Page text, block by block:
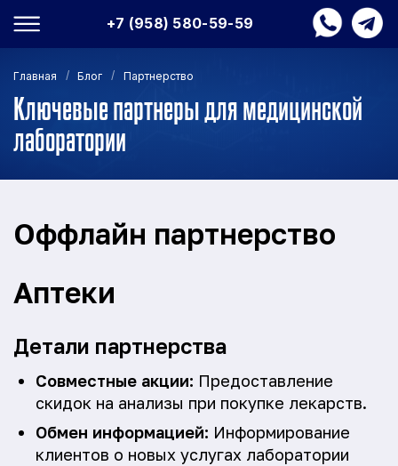
+7 (958) 580-59-59
Главная / Блог / Партнерство
Ключевые партнеры для медицинской
лаборатории
Оффлайн партнерство
Аптеки
Детали партнерства
Совместные акции: Предоставление
скидок на анализы при покупке лекарств.
Обмен информацией: Информирование
клиентов о новых услугах лаборатории